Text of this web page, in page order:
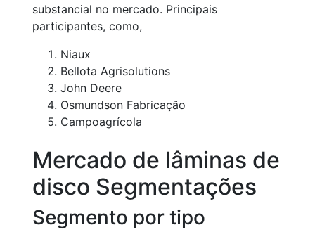
substancial no mercado. Principais
participantes, como,
Niaux
Bellota Agrisolutions
John Deere
Osmundson Fabricação
Campoagrícola
Mercado de lâminas de
disco Segmentações
Segmento por tipo